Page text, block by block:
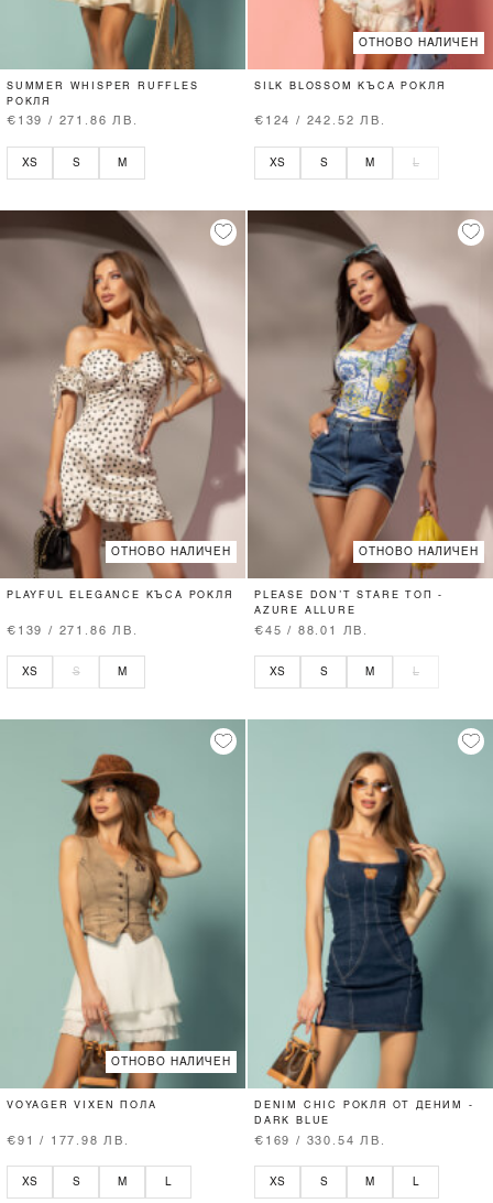
SUMMER WHISPER RUFFLES
РОКЛЯ
€139 / 271.86 ЛВ.
XS S M
ОТНОВО НАЛИЧЕН
SILK BLOSSOM КЪСА РОКЛЯ
€124 / 242.52 ЛВ.
XS S M L
ОТНОВО НАЛИЧЕН
PLAYFUL ELEGANCE КЪСА РОКЛЯ
€139 / 271.86 ЛВ.
XS S M
ОТНОВО НАЛИЧЕН
PLEASE DON’T STARE ТОП -
AZURE ALLURE
€45 / 88.01 ЛВ.
XS S M L
ОТНОВО НАЛИЧЕН
VOYAGER VIXEN ПОЛА
€91 / 177.98 ЛВ.
XS S M
DENIM CHIC РОКЛЯ ОТ ДЕНИМ -
DARK BLUE
€169 / 330.54 ЛВ.
XS S M